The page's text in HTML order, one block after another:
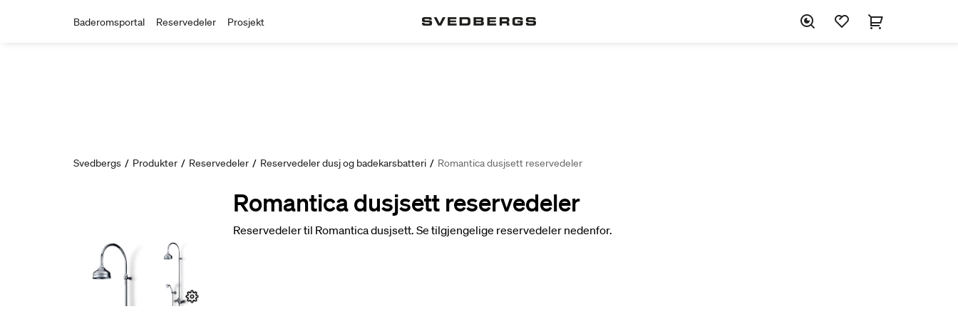
Baderomsportal Reservedeler Prosjekt
Svedbergs / Produkter / Reservedeler / Reservedeler dusj og badekarsbatteri / Romantica dusjsett reservedeler
Romantica dusjsett reservedeler
Reservedeler til Romantica dusjsett. Se tilgjengelige reservedeler nedenfor.